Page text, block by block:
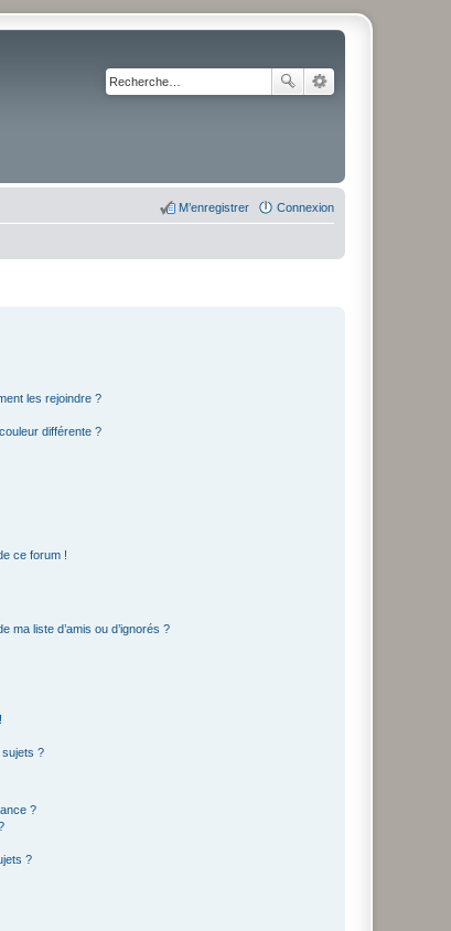
Connexion
M’enregistrer
les rejoindre ?
différente ?
ce forum !
ma liste d’amis ou d’ignorés ?
?
?
?